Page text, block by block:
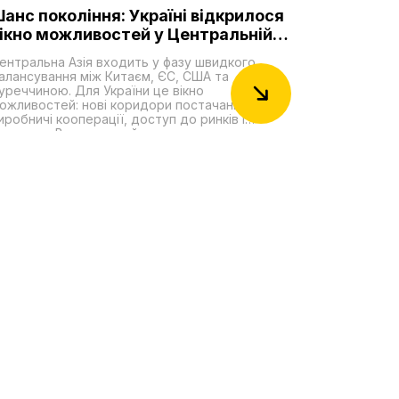
покоління: Україні відкрилося
можливостей у Центральній
Азія входить у фазу швидкого
між Китаєм, ЄС, США та
Для України це вікно
нові коридори постачання,
кооперації, доступ до ринків і
Водночас є й неприємна правда: